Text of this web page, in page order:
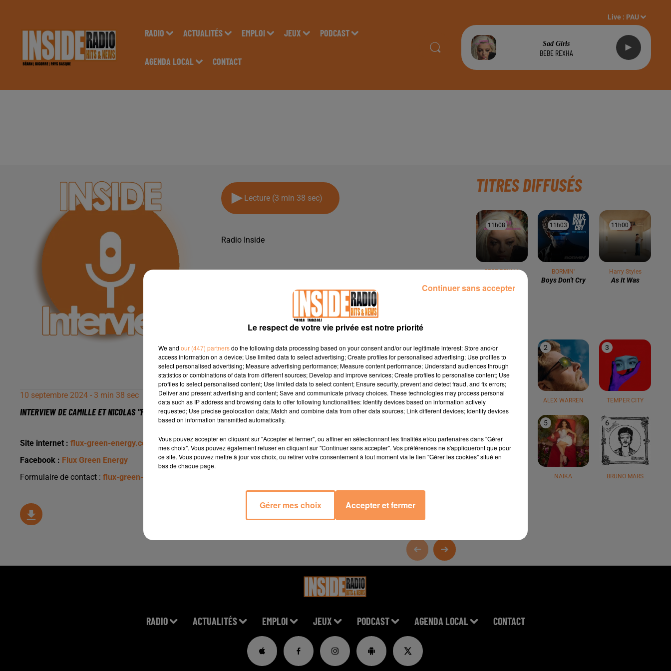
RADIO ACTUALITÉS EMPLOI JEUX PODCAST
AGENDA LOCAL CONTACT
Live : PAU
Sad Girls
BEBE REXHA
Lecture (3 min 38 sec)
Radio Inside
10 septembre 2024 - 3 min 38 sec
INTERVIEW DE CAMILLE ET NICOLAS "FLUX GREEN ENERGY" À MONEIN SUR RADIO INSIDE
Site internet : flux-green-energy.com
Facebook : Flux Green Energy
Formulaire de contact : flux-green-energy.com/contact/
TITRES DIFFUSÉS
11h08
11h08
BEBE REXHA
11h03
11h03
BORMIN'
Boys Don't Cry
11h00
11h00
Harry Styles
As It Was
1
TEDDY SWIMS
2
ALEX WARREN
3
TEMPER CITY
5
NAÏKA
6
BRUNO MARS
RADIO ACTUALITÉS EMPLOI JEUX PODCAST AGENDA LOCAL CONTACT
Le respect de votre vie privée est notre priorité
We and our (447) partnersdo the following data processing based on your consent and/or our legitimate interest: Store and/or
access information on a device; Use limited data to select advertising; Create profiles for personalised advertising; Use profiles to
select personalised advertising; Measure advertising performance; Measure content performance; Understand audiences through
statistics or combinations of data from different sources; Develop and improve services; Create profiles to personalise content; Use
profiles to select personalised content; Use limited data to select content; Ensure security, prevent and detect fraud, and fix errors;
Deliver and present advertising and content; Save and communicate privacy choices. These technologies may process personal
data such as IP address and browsing data to offer following functionalities: Identify devices based on information actively
requested; Use precise geolocation data; Match and combine data from other data sources; Link different devices; Identify devices
based on information transmitted automatically.
Vous pouvez accepter en cliquant sur "Accepter et fermer", ou affiner en sélectionnant les finalités et/ou partenaires dans "Gérer
mes choix". Vous pouvez également refuser en cliquant sur "Continuer sans accepter". Vos préférences ne s'appliqueront que pour
ce site. Vous pouvez mettre à jour vos choix, ou retirer votre consentement à tout moment via le lien "Gérer les cookies" situé en
bas de chaque page.
Gérer mes choix Accepter et fermer
Continuer sans accepter